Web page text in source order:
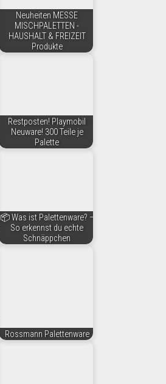
Neuheiten MESSE
MISCHPALETTEN -
HAUSHALT & FREIZEIT
Produkte
Restposten! Playmobil
Neuware! 300 Teile je
Palette
📦 Was ist Palettenware? –
So erkennst du echte
Schnäppchen
Rossmann Palettenware